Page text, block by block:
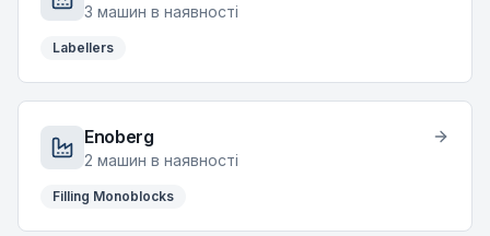
3 машин в наявності
Labellers
Enoberg
2 машин в наявності
Filling Monoblocks